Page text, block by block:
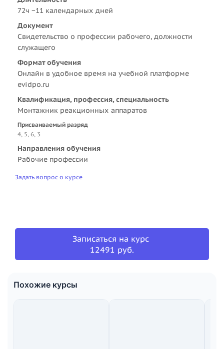
72ч ~11 календарных дней
Документ
Свидетельство о профессии рабочего, должности
служащего
Формат обучения
Онлайн в удобное время на учебной платформе
evidpo.ru
Квалификация, профессия, специальность
Монтажник реакционных аппаратов
Присваиваемый разряд
4, 5, 6, 3
Направления обучения
Рабочие профессии
Задать вопрос о курсе
Записаться на курс
12491 руб.
Похожие курсы